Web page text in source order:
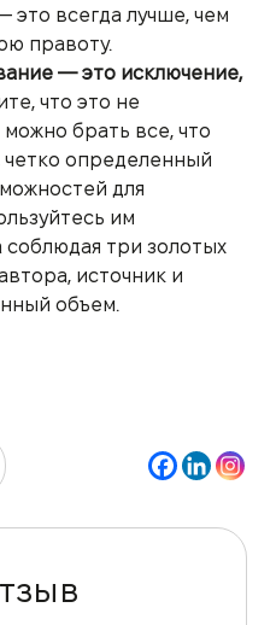
всегда лучше, чем
правоту.
— это исключение,
что это не
брать все, что
четко определенный
для
им
соблюдая три золотых
источник и
объем.